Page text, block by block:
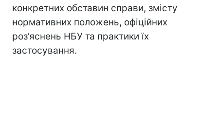
конкретних обставин справи, змісту
нормативних положень, офіційних
роз’яснень НБУ та практики їх
застосування.